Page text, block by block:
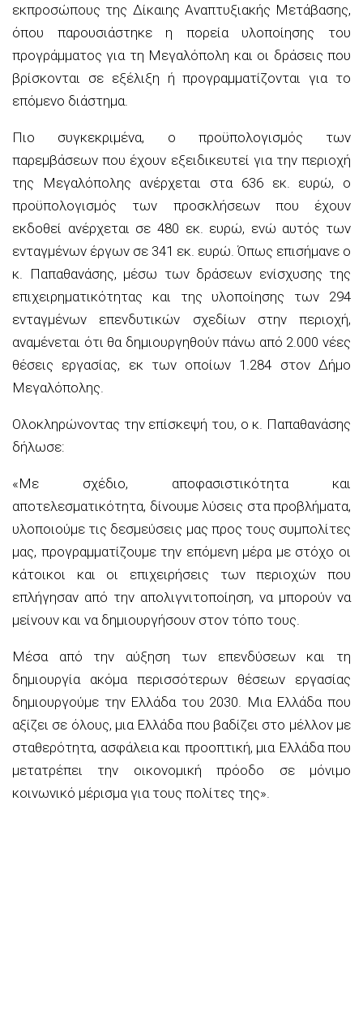
εκπροσώπους της Δίκαιης Αναπτυξιακής Μετάβασης,
όπου παρουσιάστηκε η πορεία υλοποίησης του
προγράμματος για τη Μεγαλόπολη και οι δράσεις που
βρίσκονται σε εξέλιξη ή προγραμματίζονται για το
επόμενο διάστημα.
Πιο συγκεκριμένα, ο προϋπολογισμός των
παρεμβάσεων που έχουν εξειδικευτεί για την περιοχή
της Μεγαλόπολης ανέρχεται στα 636 εκ. ευρώ, ο
προϋπολογισμός των προσκλήσεων που έχουν
εκδοθεί ανέρχεται σε 480 εκ. ευρώ, ενώ αυτός των
ενταγμένων έργων σε 341 εκ. ευρώ. Όπως επισήμανε ο
κ. Παπαθανάσης, μέσω των δράσεων ενίσχυσης της
επιχειρηματικότητας και της υλοποίησης των 294
ενταγμένων επενδυτικών σχεδίων στην περιοχή,
αναμένεται ότι θα δημιουργηθούν πάνω από 2.000 νέες
θέσεις εργασίας, εκ των οποίων 1.284 στον Δήμο
Μεγαλόπολης.
Ολοκληρώνοντας την επίσκεψή του, ο κ. Παπαθανάσης
δήλωσε:
«Με σχέδιο, αποφασιστικότητα και
αποτελεσματικότητα, δίνουμε λύσεις στα προβλήματα,
υλοποιούμε τις δεσμεύσεις μας προς τους συμπολίτες
μας, προγραμματίζουμε την επόμενη μέρα με στόχο οι
κάτοικοι και οι επιχειρήσεις των περιοχών που
επλήγησαν από την απολιγνιτοποίηση, να μπορούν να
μείνουν και να δημιουργήσουν στον τόπο τους.
Μέσα από την αύξηση των επενδύσεων και τη
δημιουργία ακόμα περισσότερων θέσεων εργασίας
δημιουργούμε την Ελλάδα του 2030. Μια Ελλάδα που
αξίζει σε όλους, μια Ελλάδα που βαδίζει στο μέλλον με
σταθερότητα, ασφάλεια και προοπτική, μια Ελλάδα που
μετατρέπει την οικονομική πρόοδο σε μόνιμο
κοινωνικό μέρισμα για τους πολίτες της».